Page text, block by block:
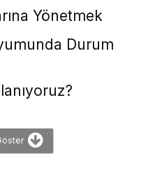
Yönetmek
Durum